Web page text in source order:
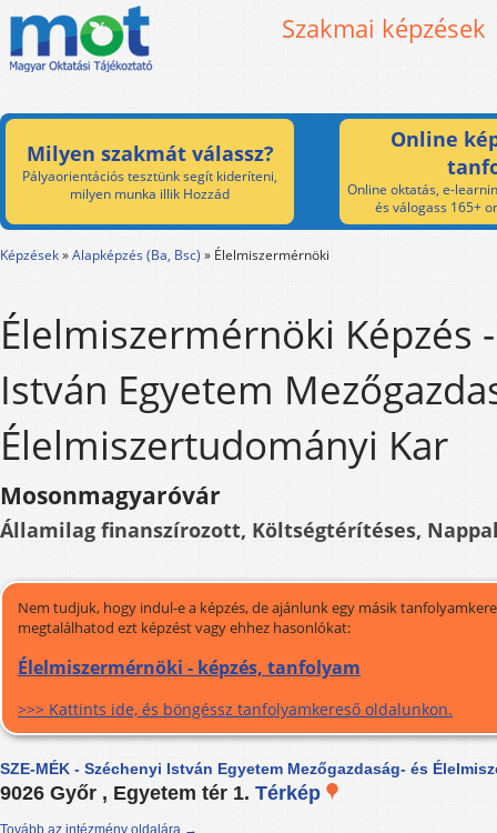
Szakmai képzések
Milyen szakmát válassz?
Pályaorientációs tesztünk segít kideríteni,
milyen munka illik Hozzád
Online
Online oktatás, e-
és válogass 165+
Képzések»Alapképzés (Ba, Bsc) » Élelmiszermérnöki
Élelmiszermérnöki Képzés
István Egyetem
Élelmiszertudományi Kar
Mosonmagyaróvár
Államilag finanszírozott, Költségtérítéses,
Nem tudjuk, hogy indul-e a képzés, de ajánlunk egy másik
megtalálhatod ezt képzést vagy ehhez hasonlókat:
Élelmiszermérnöki - képzés, tanfolyam
>>> Kattints ide, és böngéssz tanfolyamkereső oldalunkon.
SZE-MÉK - Széchenyi István Egyetem Mezőgazdaság- és
9026 Győr , Egyetem tér 1. Térkép